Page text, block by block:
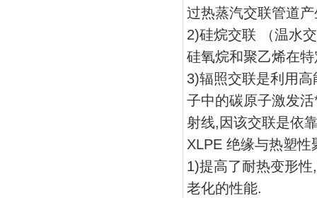
过热蒸汽交联管道
2)硅烷交联 （温水
硅氧烷和聚乙烯在
3)辐照交联是利用
子中的碳原子激发
射线,因该交联是依
XLPE 绝缘与热塑
1)提高了耐热变形
老化的性能.